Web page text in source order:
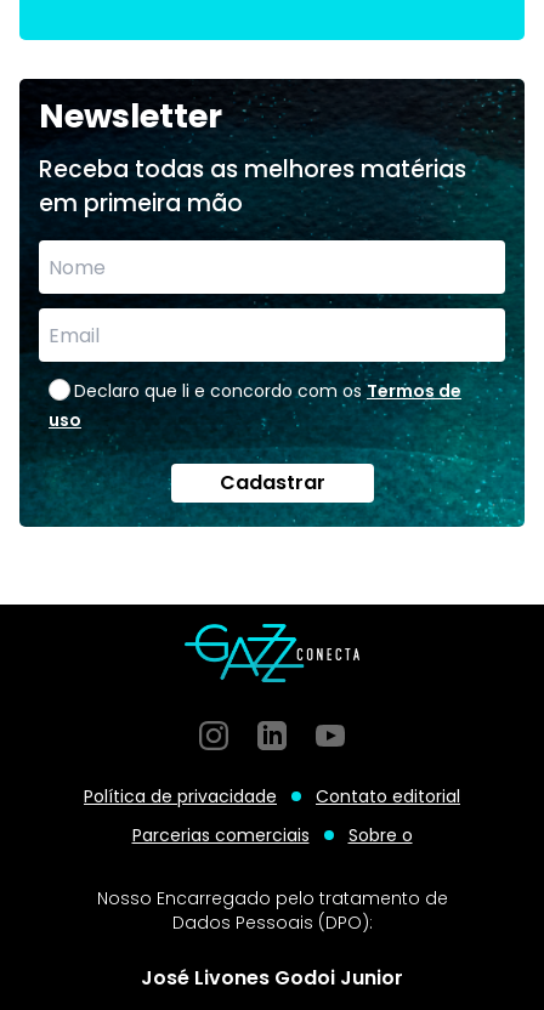
Newsletter
Receba todas as melhores matérias
em primeira mão
Declaro que li e concordo com os Termos de
uso
Cadastrar
InstagramGitHubGitHub
Política de privacidade
Contato editorial
Parcerias comerciais
Sobre o
Nosso Encarregado pelo tratamento de
Dados Pessoais (DPO):
José Livones Godoi Junior